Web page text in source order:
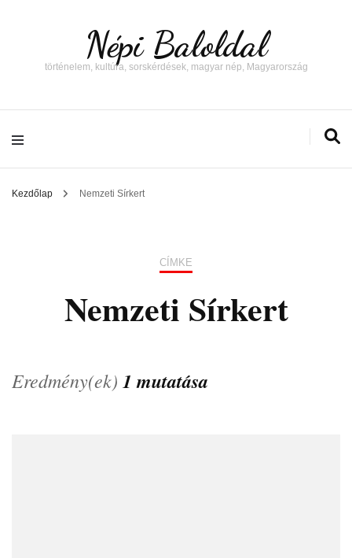
Népi Baloldal
történelem, kultúra, sorskérdések, magyar nép, Magyarország
Kezdőlap Nemzeti Sírkert
CÍMKE
Nemzeti Sírkert
Eredmény(ek) 1 mutatása